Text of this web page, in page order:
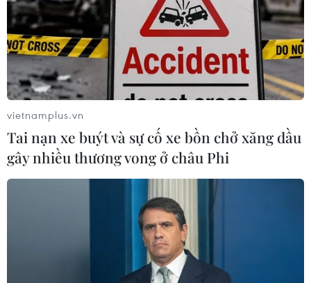
TIN CÙNG CHUYÊN MỤC
Dấu mốc quan trọng đưa quan hệ
Việt Nam-New Zealand phát triển
thực chất và hiệu quả hơn
vietnamplus.vn
Tai nạn xe buýt và sự cố xe bồn chở xăng dầu
gây nhiều thương vong ở châu Phi